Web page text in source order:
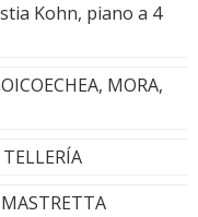
Kohn, piano a 4
MORA,